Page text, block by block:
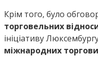
Крім того, було
торговельних
ініціативу
міжнародних